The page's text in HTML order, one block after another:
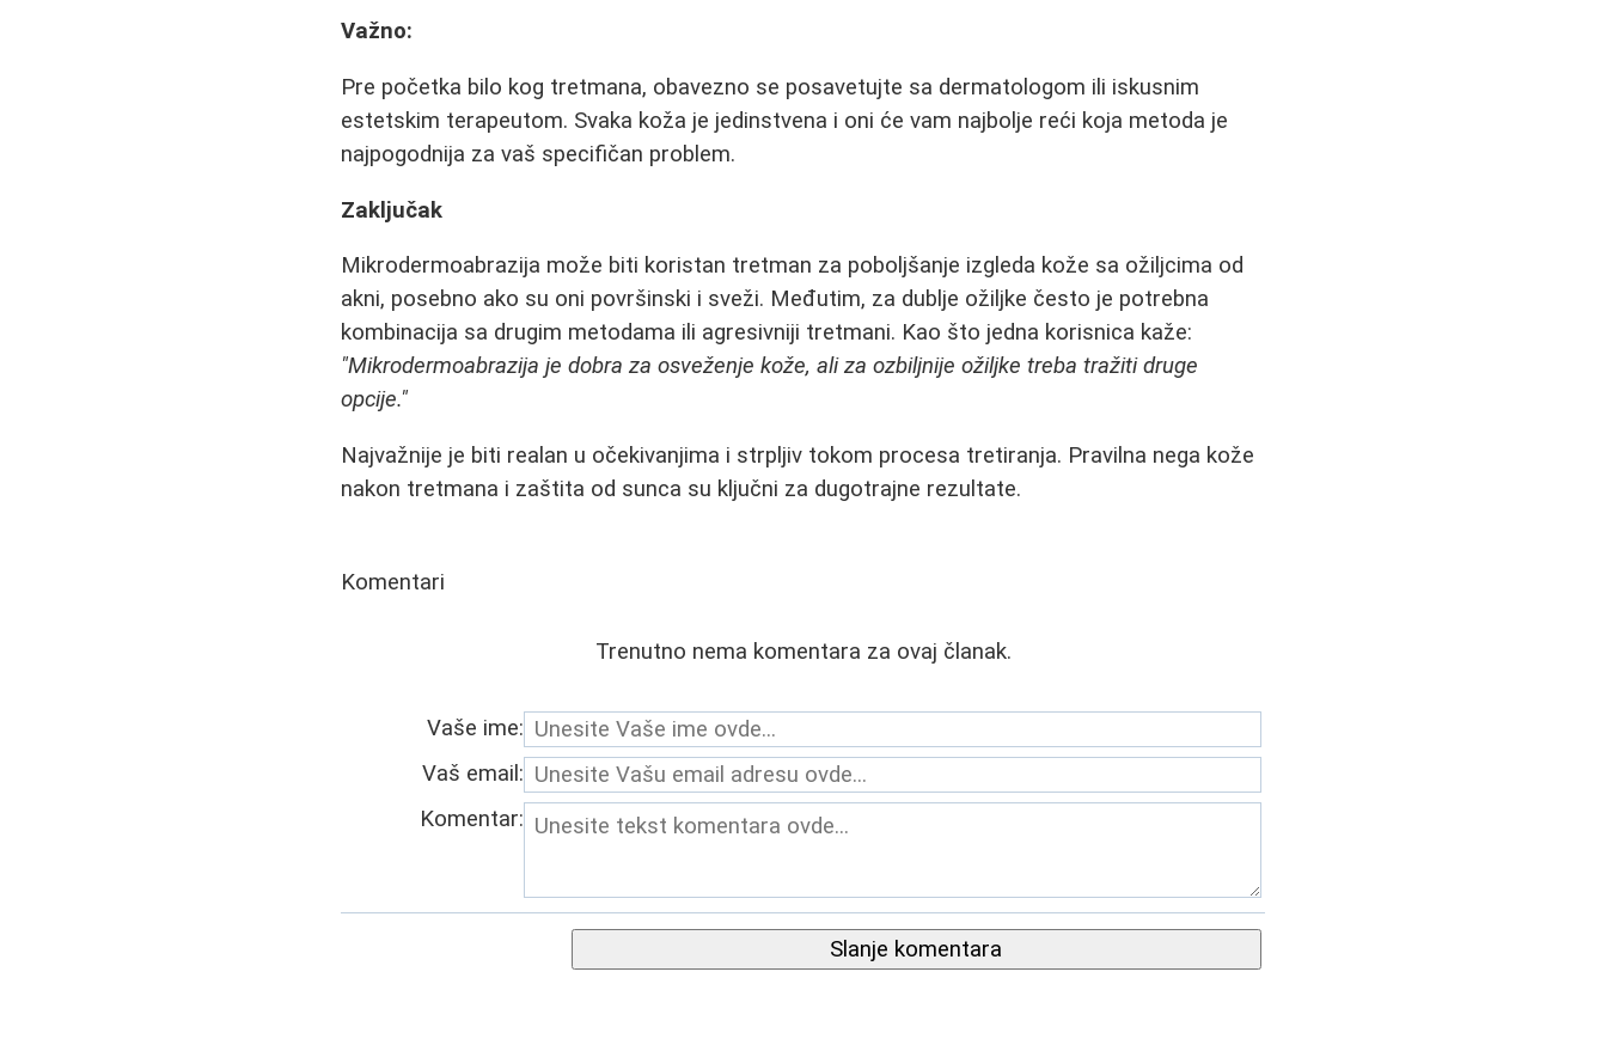
Važno:
Pre početka bilo kog tretmana, obavezno se posavetujte sa dermatologom ili iskusnim
estetskim terapeutom. Svaka koža je jedinstvena i oni će vam najbolje reći koja metoda je
najpogodnija za vaš specifičan problem.
Zaključak
Mikrodermoabrazija može biti koristan tretman za poboljšanje izgleda kože sa ožiljcima od
akni, posebno ako su oni površinski i sveži. Međutim, za dublje ožiljke često je potrebna
kombinacija sa drugim metodama ili agresivniji tretmani. Kao što jedna korisnica kaže:
"Mikrodermoabrazija je dobra za osveženje kože, ali za ozbiljnije ožiljke treba tražiti druge
opcije."
Najvažnije je biti realan u očekivanjima i strpljiv tokom procesa tretiranja. Pravilna nega kože
nakon tretmana i zaštita od sunca su ključni za dugotrajne rezultate.
Komentari
Trenutno nema komentara za ovaj članak.
Vaše ime:
Vaš email:
Komentar:
Slanje komentara